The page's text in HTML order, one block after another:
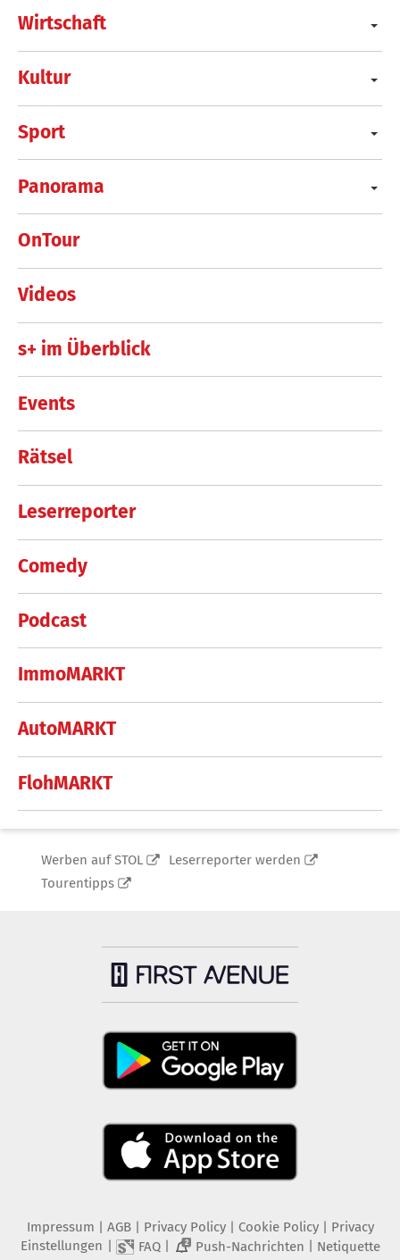
Wirtschaft
Kultur
Sport
Panorama
OnTour
Videos
s+ im Überblick
Events
Rätsel
Leserreporter
Comedy
Podcast
ImmoMARKT
AutoMARKT
FlohMARKT
Werben auf STOL
Leserreporter werden
Tourentipps
Impressum AGB Privacy Policy| Cookie Policy| Privacy
Einstellungen
FAQ| 2 Push-Nachrichten Netiquette